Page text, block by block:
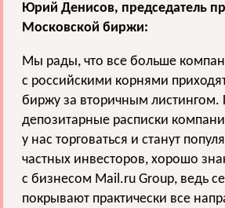
Юрий Денисов, председатель
Московской биржи:
Мы рады, что все больше
с российскими корнями
биржу за вторичным листингом.
депозитарные расписки
у нас торговаться и станут
частных инвесторов, хорошо
с бизнесом Mail.ru Group, ведь
покрывают практически все